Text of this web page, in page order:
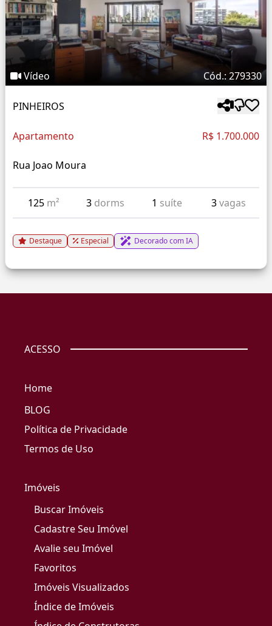
Vídeo Cód.: 279330
PINHEIROS
Apartamento R$ 1.700.000
Rua Joao Moura
125 m² 3 dorms 1 suíte 3vagas
Destaque Especial Decorado com IA
ACESSO
Home
BLOG
Política de Privacidade
Termos de Uso
Imóveis
Buscar Imóveis
Cadastre Seu Imóvel
Avalie seu Imóvel
Favoritos
Imóveis Visualizados
Índice de Imóveis